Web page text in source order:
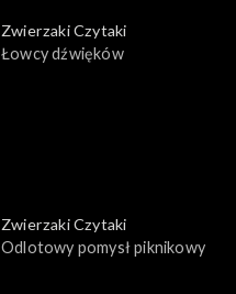
Zwierzaki Czytaki
Łowcy dźwięków
Zwierzaki Czytaki
Odlotowy pomysł piknikowy